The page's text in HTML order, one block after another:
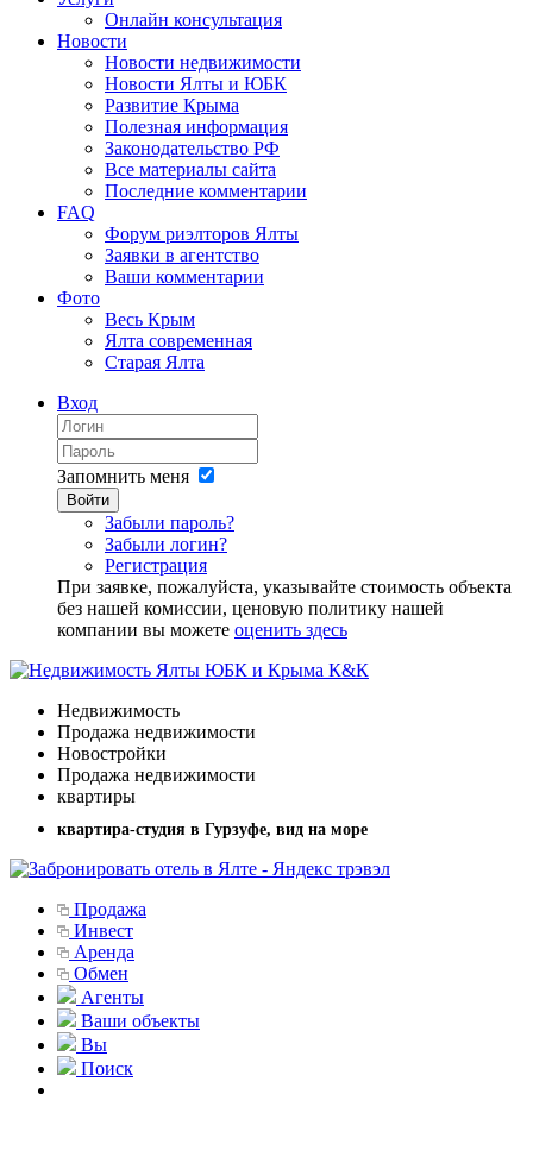
Онлайн консультация
Новости
Новости недвижимости
Новости Ялты и ЮБК
Развитие Крыма
Полезная информация
Законодательство РФ
Все материалы сайта
Последние комментарии
FAQ
Форум риэлторов Ялты
Заявки в агентство
Ваши комментарии
Фото
Весь Крым
Ялта современная
Старая Ялта
Вход
Запомнить меня
Войти
Забыли пароль?
Забыли логин?
Регистрация
При заявке, пожалуйста, указывайте стоимость объекта
без нашей комиссии, ценовую политику нашей
компании вы можете оценить здесь
Недвижимость
Продажа недвижимости
Новостройки
Продажа недвижимости
квартиры
квартира-студия в Гурзуфе, вид на море
Продажа
Инвест
Аренда
Обмен
Агенты
Ваши объекты
Вы
Поиск